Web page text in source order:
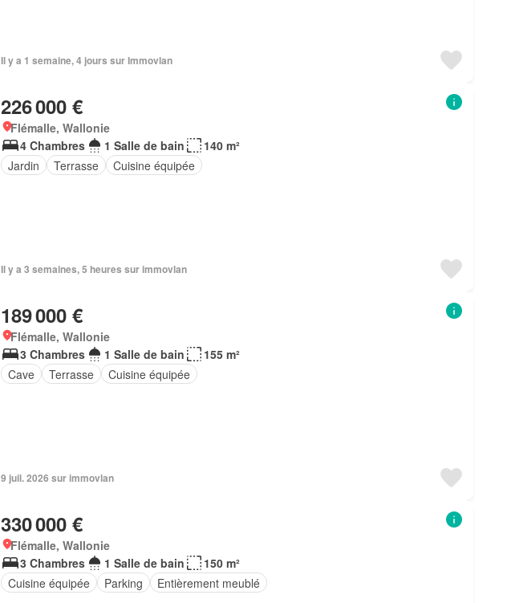
Il y a 1 semaine, 4 jours sur Immovlan
226 000 €
Flémalle, Wallonie
4 Chambres
1 Salle de bain
140 m²
Jardin
Terrasse Cuisine équipée
Il y a 3 semaines, 5 heures sur immovlan
189 000 €
Flémalle, Wallonie
3 Chambres
1 Salle de bain
155 m²
Cave
Terrasse Cuisine équipée
9 juil. 2026 sur immovlan
330 000 €
Flémalle, Wallonie
3 Chambres
1 Salle de bain
150 m²
Cuisine équipée
Parking Entièrement meublé